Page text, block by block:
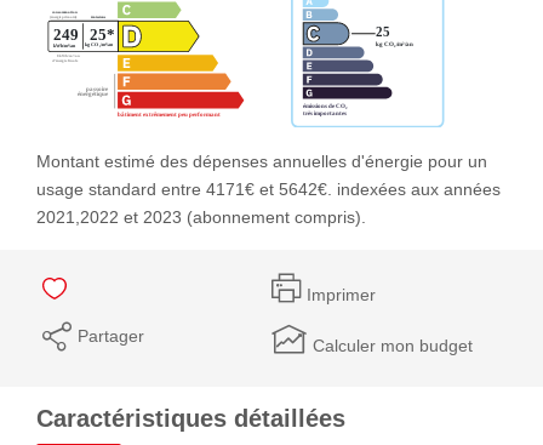
Montant estimé des dépenses annuelles d'énergie pour un
usage standard entre 4171€ et 5642€. indexées aux années
2021,2022 et 2023 (abonnement compris).
Imprimer
Partager Calculer mon budget
Caractéristiques détaillées